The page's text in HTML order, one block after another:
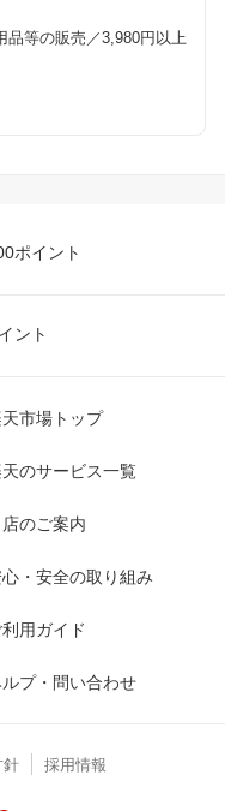
品等の販売／3,980円以上
ポイント
ント
市場トップ
のサービス一覧
店のご案内
・安全の取り組み
用ガイド
プ・問い合わせ
針 採用情報